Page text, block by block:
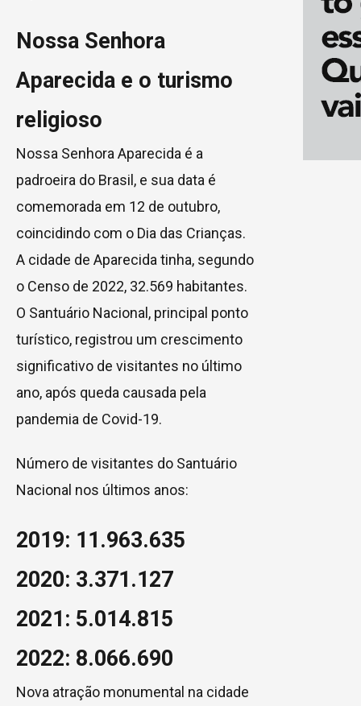
Nossa Senhora
Aparecida e o turismo
religioso
Nossa Senhora Aparecida é a
padroeira do Brasil, e sua data é
comemorada em 12 de outubro,
coincidindo com o Dia das Crianças.
A cidade de Aparecida tinha, segundo
o Censo de 2022, 32.569 habitantes.
O Santuário Nacional, principal ponto
turístico, registrou um crescimento
significativo de visitantes no último
ano, após queda causada pela
pandemia de Covid-19.
Número de visitantes do Santuário
Nacional nos últimos anos:
2019: 11.963.635
2020: 3.371.127
2021: 5.014.815
2022: 8.066.690
Nova atração monumental na cidade